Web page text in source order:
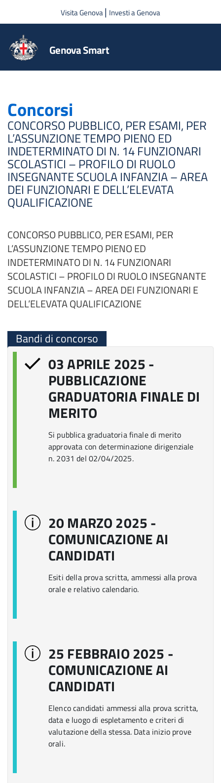
Salta al contenuto principale
Visita Genova| Investi a Genova
Genova Smart
Concorsi
CONCORSO PUBBLICO, PER ESAMI, PER
L’ASSUNZIONE TEMPO PIENO ED
INDETERMINATO DI N. 14 FUNZIONARI
SCOLASTICI – PROFILO DI RUOLO
INSEGNANTE SCUOLA INFANZIA – AREA
DEI FUNZIONARI E DELL’ELEVATA
QUALIFICAZIONE
CONCORSO PUBBLICO, PER ESAMI, PER
L’ASSUNZIONE TEMPO PIENO ED
INDETERMINATO DI N. 14 FUNZIONARI
SCOLASTICI – PROFILO DI RUOLO INSEGNANTE
SCUOLA INFANZIA – AREA DEI FUNZIONARI E
DELL’ELEVATA QUALIFICAZIONE
Bandi di concorso
03 APRILE 2025 -
PUBBLICAZIONE
GRADUATORIA FINALE DI
MERITO
Si pubblica graduatoria finale di merito
approvata con determinazione dirigenziale
n. 2031 del 02/04/2025.
20 MARZO 2025 -
COMUNICAZIONE AI
CANDIDATI
Esiti della prova scritta, ammessi alla prova
orale e relativo calendario.
25 FEBBRAIO 2025 -
COMUNICAZIONE AI
CANDIDATI
Elenco candidati ammessi alla prova scritta,
data e luogo di espletamento e criteri di
valutazione della stessa. Data inizio prove
orali.